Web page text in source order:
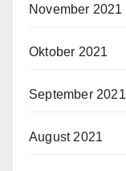
November 2021
Oktober 2021
September 2021
August 2021